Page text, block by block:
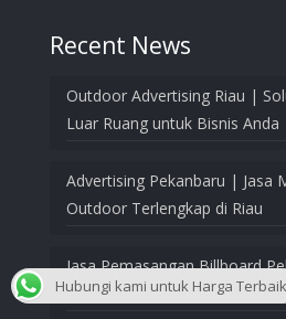
Recent News
Outdoor Advertising Riau |
Luar Ruang untuk Bisnis Anda
Advertising Pekanbaru | Jasa
Outdoor Terlengkap di Riau
Jasa Pemasangan Billboard
Profesional, Aman, dan
Hubungi kami untuk Harga Terbaik